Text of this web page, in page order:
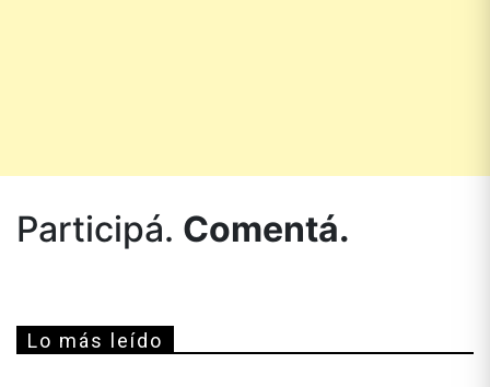
Participá. Comentá.
Lo más leído